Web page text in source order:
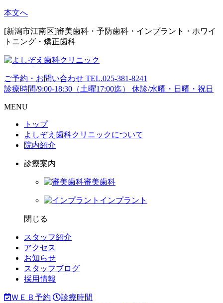
本文へ
[新潟市江南区]審美歯科・予防歯科・インプラント・ホワイ
トニング・矯正歯科
ご予約・お問い合わせ TEL.025-381-8241
診療時間/9:00-18:30（土曜17:00迄）
休診/水曜・日曜・祝日
MENU
トップ
よしぞえ歯科クリニックについて
院内紹介
診療案内
審美歯科
インプラント
閉じる
スタッフ紹介
アクセス
お知らせ
スタッフブログ
採用情報
ＷＥＢ予約
診療時間